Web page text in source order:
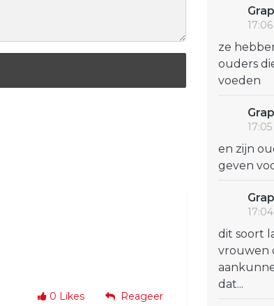
0 Likes Reageer
17:06
ze
ouders
voeden
17:05
en zijn
geven
17:04
dit soort
vrouwen
dat...